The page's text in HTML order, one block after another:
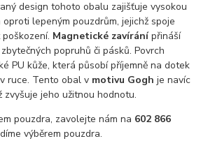
design tohoto obalu zajišťuje vysokou
lepeným pouzdrům, jejichž spoje
Magnetické zavíránípřináší
popruhů či pásků. Povrch
PU kůže, která působí příjemně na dotek
ruce. Tento obal v motivu Gogh je navíc
zvyšuje jeho užitnou hodnotu.
pouzdra, zavolejte nám na 602 866
výběrem pouzdra.